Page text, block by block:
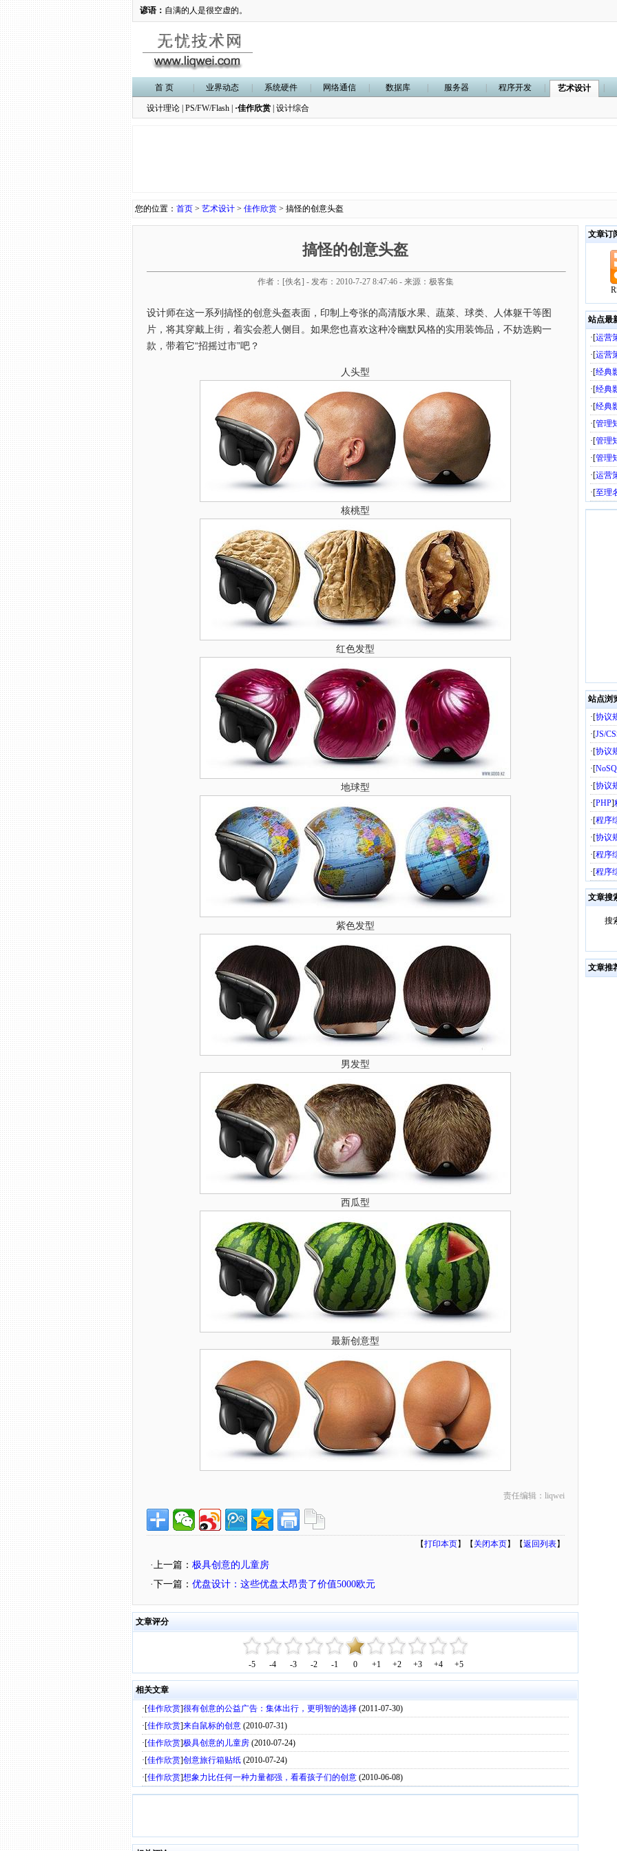
谚语： 自满的人是很空虚的。
首 页 业界动态 系统硬件 网络通信 数据库 服务器 程序开发 艺术设计
设计理论 PS/FW/Flash ·佳作欣赏 设计综合
您的位置： 首页 > 艺术设计 > 佳作欣赏 > 搞怪的创意头盔
搞怪的创意头盔
作者：[佚名] - 发布：2010-7-27 8:47:46 - 来源：极客集
设计师在这一系列搞怪的创意头盔表面，印制上夸张的高清版水果、蔬菜、球类、人体躯干等图
片，将其穿戴上街，着实会惹人侧目。如果您也喜欢这种冷幽默风格的实用装饰品，不妨选购一
款，带着它“招摇过市”吧？
人头型
核桃型
红色发型
地球型
紫色发型
男发型
西瓜型
最新创意型
责任编辑：liqwei
【打印本页】【 关闭本页】【返回列表】
·上一篇： 极具创意的儿童房
·下一篇： 优盘设计：这些优盘太昂贵了价值5000欧元
文章评分
-5 -4 -3 -2 -1 0 +1 +2 +3 +4 +5
相关文章
·[佳作欣赏]很有创意的公益广告：集体出行，更明智的选择 (2011-07-30)
·[佳作欣赏]来自鼠标的创意 (2010-07-31)
·[佳作欣赏]极具创意的儿童房 (2010-07-24)
·[佳作欣赏]创意旅行箱贴纸 (2010-07-24)
·[佳作欣赏]想象力比任何一种力量都强，看看孩子们的创意 (2010-06-08)
文章订
站点最
·[运营
·[运营
·[经典
·[经典
·[经典
·[管理
·[管理
·[管理
·[运营
·[至理
站点浏
·[协议
·[JS/
·[协议
·[
·[协议
·[PHP]
·[程序
·[协议
·[程序
·[程序
文章搜
搜
文章推